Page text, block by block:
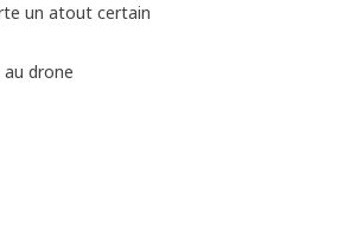
un atout certain
au drone